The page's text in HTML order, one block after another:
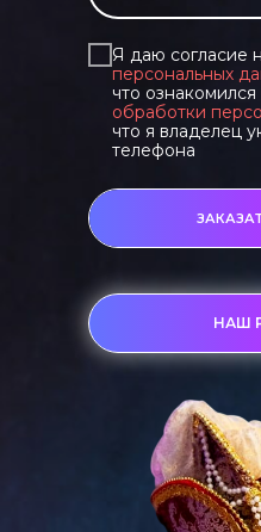
Я даю согласие
персональных
что ознакомился
обработки
что я владелец
телефона
НАШ